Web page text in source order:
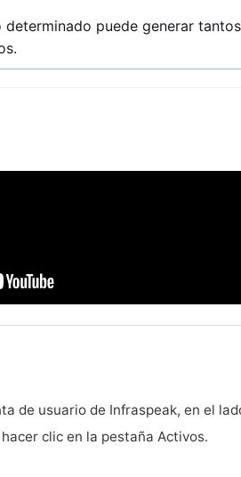
determinado puede generar
de usuario de Infraspeak, en el
clic en la pestaña Activos.